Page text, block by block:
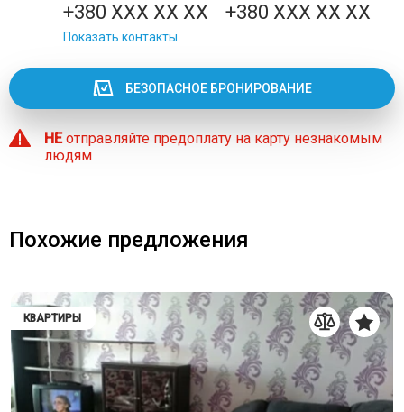
+380 XXX XX XX +380 XXX XX XX
Показать контакты
БЕЗОПАСНОЕ БРОНИРОВАНИЕ
НЕотправляйте предоплату на карту незнакомым
людям
Похожие предложения
КВАРТИРЫ